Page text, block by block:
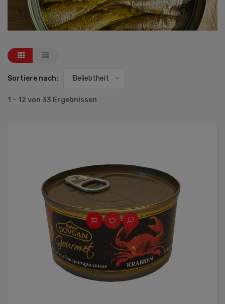
Sortiere nach: Beliebtheit
1 – 12 von 33 Ergebnissen